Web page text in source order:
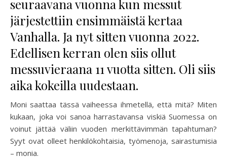
seuraavana vuonna kun messut
järjestettiin ensimmäistä kertaa
Vanhalla. Ja nyt sitten vuonna 2022.
Edellisen kerran olen siis ollut
messuvieraana 11 vuotta sitten. Oli siis
aika kokeilla uudestaan.
Moni saattaa tässä vaiheessa ihmetellä, että mitä? Miten
kukaan, joka voi sanoa harrastavansa viskiä Suomessa on
voinut jättää väliin vuoden merkittävimmän tapahtuman?
Syyt ovat olleet henkilökohtaisia, työmenoja, sairastumisia
– monia.